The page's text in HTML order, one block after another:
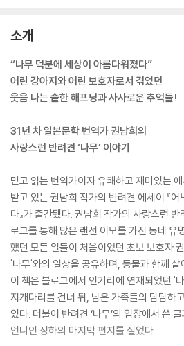
소개
“나무 덕분에 세상이 아름다워졌다”
어린 강아지와 어린 보호자로서 겪었던
웃음 나는 숱한 해프닝과 사사로운 추억들!
31년 차 일본문학 번역가 권남희의
사랑스런 반려견 ‘나무’ 이야기
믿고 읽는 번역가이자 유쾌하고 재미있는
받고 있는 권남희 작가의 반려견 에세이 『
다』가 출간됐다. 권남희 작가의 사랑스런 반
로그를 통해 많은 랜선 이모를 가진 동네 유
했던 모든 일들이 처음이었던 초보 보호자
'나무'와의 일상을 공유하며, 동물과 함께
이 책은 블로그에서 인기리에 연재되었던 '
지개다리를 건너 뒤, 남은 가족들의 담담하
있다. 더불어 반려견 ‘나무’의 입장에서 쓴
언니인 정하의 마지막 편지를 실었다.